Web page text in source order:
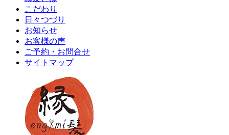
こだわり
日々つづり
お知らせ
お客様の声
ご予約・お問合せ
サイトマップ